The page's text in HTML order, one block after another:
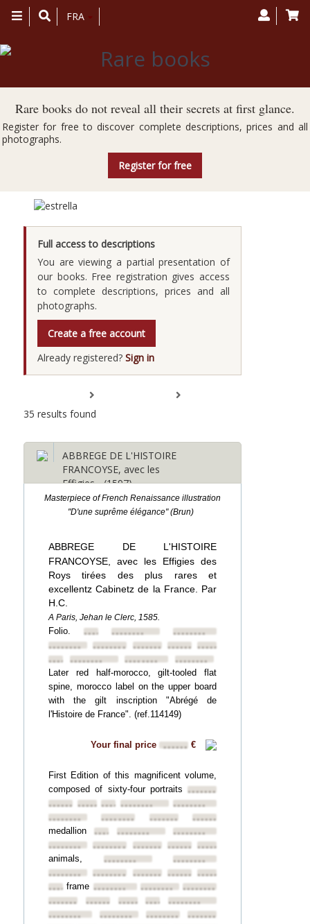
Toggle
navigation
FRA
Rare books do not reveal all their secrets at first glance.
Register for free to discover complete descriptions, prices and all
photographs.
Register for free
Full access to descriptions
You are viewing a partial presentation of
our books. Free registration gives access
to complete descriptions, prices and all
photographs.
Create a free account
Already registered? Sign in
35 results found
ABBREGE DE L'HISTOIRE
FRANCOYSE, avec les
Effigies... (1597)
Masterpiece of French Renaissance illustration
"D'une suprême élégance" (Brun)
ABBREGE DE L'HISTOIRE
FRANCOYSE, avec les Effigies des
Roys tirées des plus rares et
excellentz Cabinetz de la France. Par
H.C.
A Paris, Jehan le Clerc, 1585.
Folio. ••••••••••••••••
••••••••
••••••••
•••••••• •••••••• ••••••••••••••••
•••••••••••••••• ••••••••
••••••••
Later red half-morocco, gilt-tooled flat
spine, morocco label on the upper board
with the gilt inscription "Abrégé de
l'Histoire de France". (ref.114149)
Your final price •••••• €
First Edition of this magnificent volume,
composed of sixty-four portraits ••••••••
••••••••••••••••••••••••••••••••
••••••••
••••••••
•••••••• ••••••••
••••••••
medallion••••••••••••••••
••••••••
••••••••
•••••••• •••••••• ••••••••••••••••
animals, ••••••••
••••••••
••••••••
•••••••• •••••••• ••••••••••••••••
••••••••
frame •••••••• ••••••••
••••••••
••••••••
••••••••••••••••••••••••••••••••
••••••••
•••••••• ••••••••
••••••••